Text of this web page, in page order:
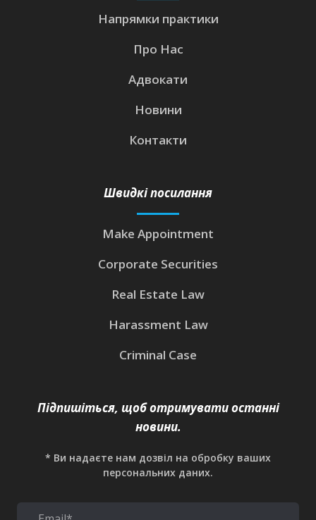
Напрямки практики
Про Нас
Адвокати
Новини
Контакти
Швидкі посилання
Make Appointment
Corporate Securities
Real Estate Law
Harassment Law
Criminal Case
Підпишіться, щоб отримувати останні
новини.
* Ви надаєте нам дозвіл на обробку ваших
персональних даних.